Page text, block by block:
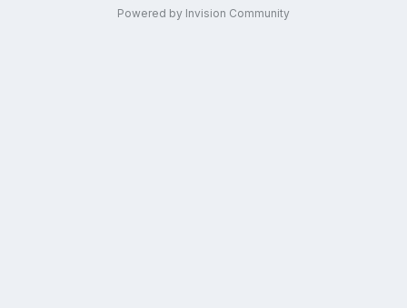
Powered by Invision Community